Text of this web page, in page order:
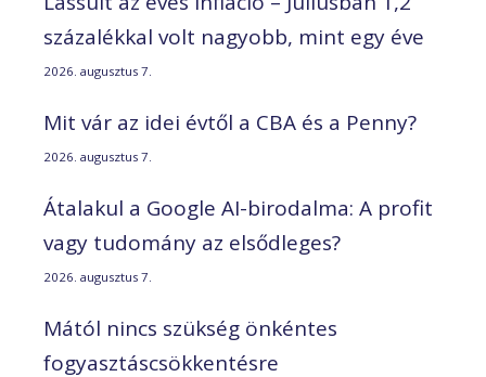
százalékkal volt nagyobb, mint egy éve
2026. augusztus 7.
Mit vár az idei évtől a CBA és a Penny?
2026. augusztus 7.
Átalakul a Google AI-birodalma: A profit
vagy tudomány az elsődleges?
2026. augusztus 7.
Mától nincs szükség önkéntes
fogyasztáscsökkentésre